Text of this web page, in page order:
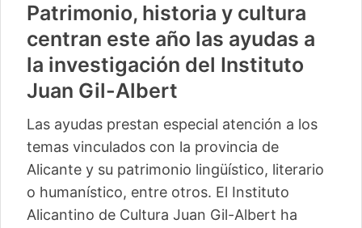
Patrimonio, historia y cultura
centran este año las ayudas a
la investigación del Instituto
Juan Gil-Albert
Las ayudas prestan especial atención a los
temas vinculados con la provincia de
Alicante y su patrimonio lingüístico, literario
o humanístico, entre otros. El Instituto
Alicantino de Cultura Juan Gil-Albert ha